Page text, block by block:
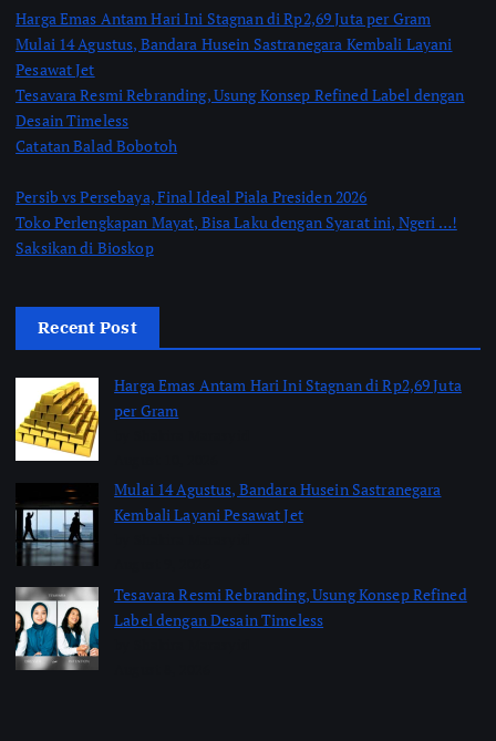
Harga Emas Antam Hari Ini Stagnan di Rp2,69 Juta per Gram
Mulai 14 Agustus, Bandara Husein Sastranegara Kembali Layani
Pesawat Jet
Tesavara Resmi Rebranding, Usung Konsep Refined Label dengan
Desain Timeless
Catatan Balad Bobotoh
Persib vs Persebaya, Final Ideal Piala Presiden 2026
Toko Perlengkapan Mayat, Bisa Laku dengan Syarat ini, Ngeri …!
Saksikan di Bioskop
Recent Post
Harga Emas Antam Hari Ini Stagnan di Rp2,69 Juta
per Gram
Mulai 14 Agustus, Bandara Husein Sastranegara
Kembali Layani Pesawat Jet
Tesavara Resmi Rebranding, Usung Konsep Refined
Label dengan Desain Timeless